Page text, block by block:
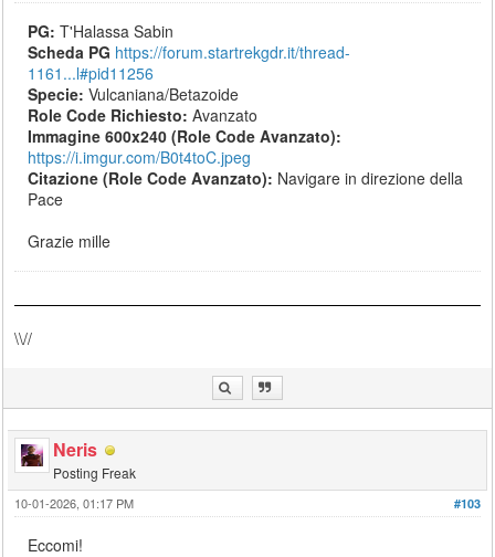
PG: T'Halassa Sabin
Scheda PG https://forum.startrekgdr.it/thread-
1161...l#pid11256
Specie: Vulcaniana/Betazoide
Role Code Richiesto: Avanzato
Immagine 600x240 (Role Code Avanzato):
https://i.imgur.com/B0t4toC.jpeg
Citazione (Role Code Avanzato): Navigare in direzione della
Pace
Grazie mille
\\//
Neris
Posting Freak
#103
10-01-2026, 01:17 PM
Eccomi!